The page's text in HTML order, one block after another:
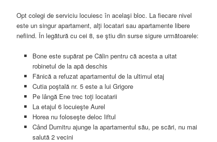
Opt colegi de serviciu locuiesc în acelaşi bloc. La fiecare nivel
este un singur apartament, alţi locatari sau apartamente libere
nefiind. În legătură cu cei 8, se ştiu din surse sigure următoarele:
Bone este supărat pe Călin pentru că acesta a uitat
robinetul de la apă deschis
Fănică a refuzat apartamentul de la ultimul etaj
Cutia poştală nr. 5 este a lui Grigore
Pe lângă Ene trec toţi locatarii
La etajul 6 locuieşte Aurel
Horea nu foloseşte deloc liftul
Când Dumitru ajunge la apartamentul său, pe scări, nu mai
salută 2 vecini